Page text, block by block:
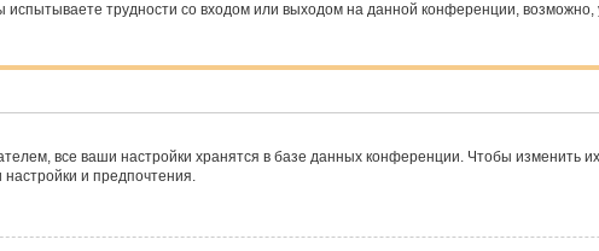
испытываете трудности со входом или выходом на данной конференции,
все ваши настройки хранятся в базе данных конференции. Чтобы изменить
и предпочтения.